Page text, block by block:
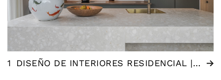
1 DISEÑO DE INTERIORES RESIDENCIAL | ÁMSTERDAM (NL)